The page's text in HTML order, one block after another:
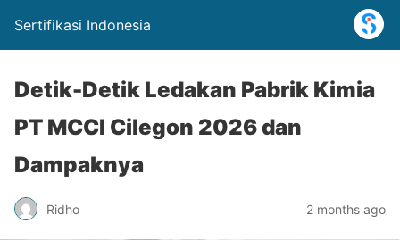
Sertifikasi Indonesia
Detik-Detik Ledakan Pabrik Kimia
PT MCCI Cilegon 2026 dan
Dampaknya
Ridho 2 months ago